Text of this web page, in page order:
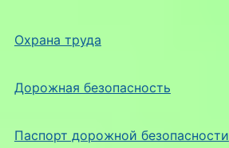
Охрана труда
Дорожная безопасность
Паспорт дорожной безопасности